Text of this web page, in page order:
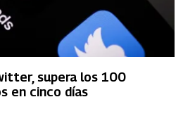
supera los 100
en cinco días